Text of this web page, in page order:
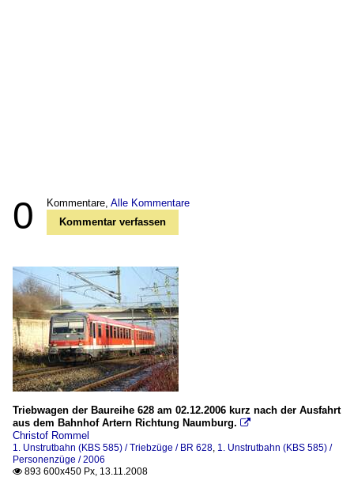
0 Kommentare, Alle Kommentare
Kommentar verfassen
Triebwagen der Baureihe 628 am 02.12.2006 kurz nach der Ausfahrt
aus dem Bahnhof Artern Richtung Naumburg. 
Christof Rommel
1. Unstrutbahn (KBS 585) / Triebzüge / BR 628, 1. Unstrutbahn (KBS 585) /
Personenzüge / 2006
 893 600x450 Px, 13.11.2008